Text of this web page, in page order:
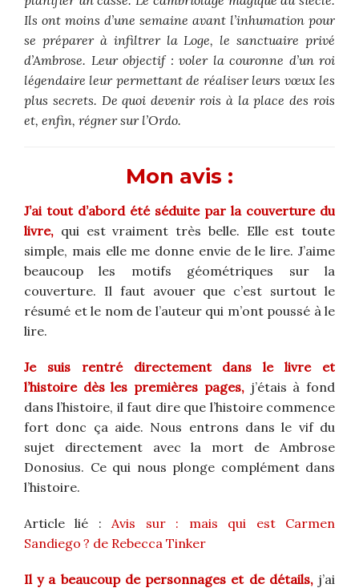
Ils ont moins d’une semaine avant l’inhumation pour
se préparer à infiltrer la Loge, le sanctuaire privé
d’Ambrose. Leur objectif : voler la couronne d’un roi
légendaire leur permettant de réaliser leurs vœux les
plus secrets. De quoi devenir rois à la place des rois
et, enfin, régner sur l’Ordo.
Mon avis :
J’ai tout d’abord été séduite par la couverture du
livre, qui est vraiment très belle. Elle est toute
simple, mais elle me donne envie de le lire. J’aime
beaucoup les motifs géométriques sur la
couverture. Il faut avouer que c’est surtout le
résumé et le nom de l’auteur qui m’ont poussé à le
lire.
Je suis rentré directement dans le livre et
l’histoire dès les premières pages,j’étais à fond
dans l’histoire, il faut dire que l’histoire commence
fort donc ça aide. Nous entrons dans le vif du
sujet directement avec la mort de Ambrose
Donosius. Ce qui nous plonge complément dans
l’histoire.
Article lié : Avis sur : mais qui est Carmen
Sandiego ? de Rebecca Tinker
Il y a beaucoup de personnages et de détails, j’ai